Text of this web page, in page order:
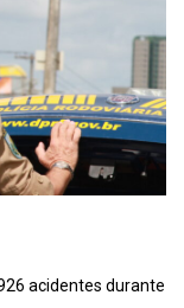
acidentes durante